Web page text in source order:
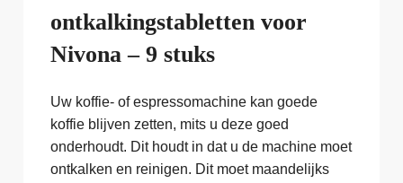
ontkalkingstabletten voor
Nivona – 9 stuks
Uw koffie- of espressomachine kan goede
koffie blijven zetten, mits u deze goed
onderhoudt. Dit houdt in dat u de machine moet
ontkalken en reinigen. Dit moet maandelijks